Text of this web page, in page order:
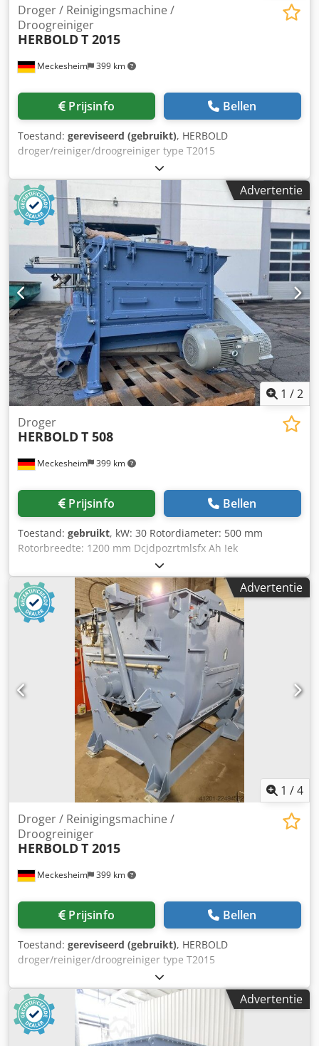
Meckesheim 399 km
Droger / Reinigingsmachine /
Droogreiniger
HERBOLDT 2015
Prijsinfo Bellen
Toestand: gereviseerd (gebruikt), HERBOLD
droger/reiniger/droogreiniger type T2015
Aandrijvingsvermogen 45-132 kW afhankelijk van de
vereiste capaciteit en toepassing Toepassing: drogen en
reinigen van harde kunststoffen, PET flakes (max. 4 t/u
doorzet) en folies (1,2-1,6 t/u) Rotor diameter 1200 mm x
2300 mm lang Standaard zeefperforatie 2,5 mm rond gat
Dsdpozrtmxefx Ah Ieck Met V-snaar aandrijving
Advertentie
1 /2
Meckesheim 399 km
Droger
HERBOLDT 508
Prijsinfo Bellen
Toestand: gebruikt, kW: 30 Rotordiameter: 500 mm
Rotorbreedte: 1200 mm Dcjdpozrtmlsfx Ah Iek
Advertentie
1 /4
Meckesheim 399 km
Droger / Reinigingsmachine /
Droogreiniger
HERBOLDT 2015
Prijsinfo Bellen
Toestand: gereviseerd (gebruikt), HERBOLD
droger/reiniger/droogreiniger type T2015
Aandrijvingsvermogen 45-132 kW afhankelijk van de
vereiste capaciteit en toepassing Toepassing: drogen en
reinigen van harde kunststoffen, PET flakes (max. 4 t/u
doorzet) en folies (1,2-1,6 t/u) Rotor diameter 1200 mm x
2300 mm lang Standaard zeefperforatie 2,5 mm rond gat
Advertentie